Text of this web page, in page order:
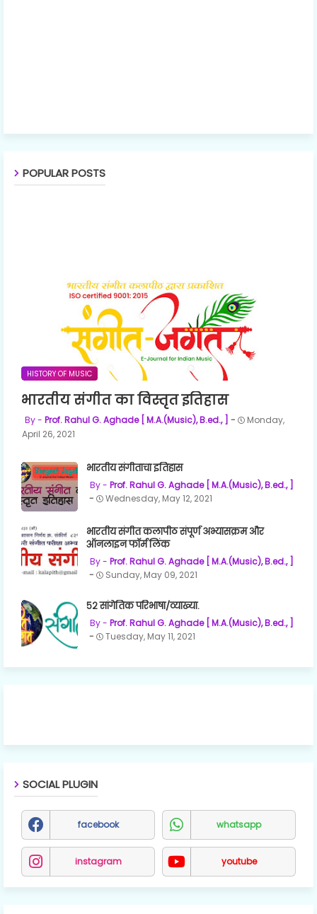
POPULAR POSTS
HISTORY OF MUSIC
भारतीय संगीत का विस्तृत इतिहास
Prof. Rahul G. Aghade [ M.A.(Music), B.ed., ]
Monday,
April 26, 2021
भारतीय संगीताचा इतिहास
Prof. Rahul G. Aghade [ M.A.(Music), B.ed., ]
Wednesday, May 12, 2021
भारतीय संगीत कलापीठ संपूर्ण अभ्यासक्रम और
ऑनलाइन फॉर्म लिंक
Prof. Rahul G. Aghade [ M.A.(Music), B.ed., ]
Sunday, May 09, 2021
५२ सांगेतिक परिभाषा/व्याख्या.
Prof. Rahul G. Aghade [ M.A.(Music), B.ed., ]
Tuesday, May 11, 2021
SOCIAL PLUGIN
facebook whatsapp
instagram youtube